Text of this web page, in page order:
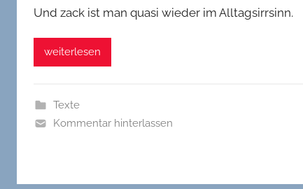
Und zack ist man quasi wieder im Alltagsirrsinn.
weiterlesen
Texte
Kommentar hinterlassen